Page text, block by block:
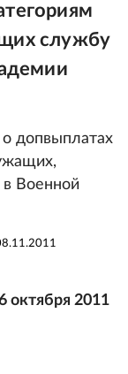
службу
допвыплатах
Военной
октября 2011